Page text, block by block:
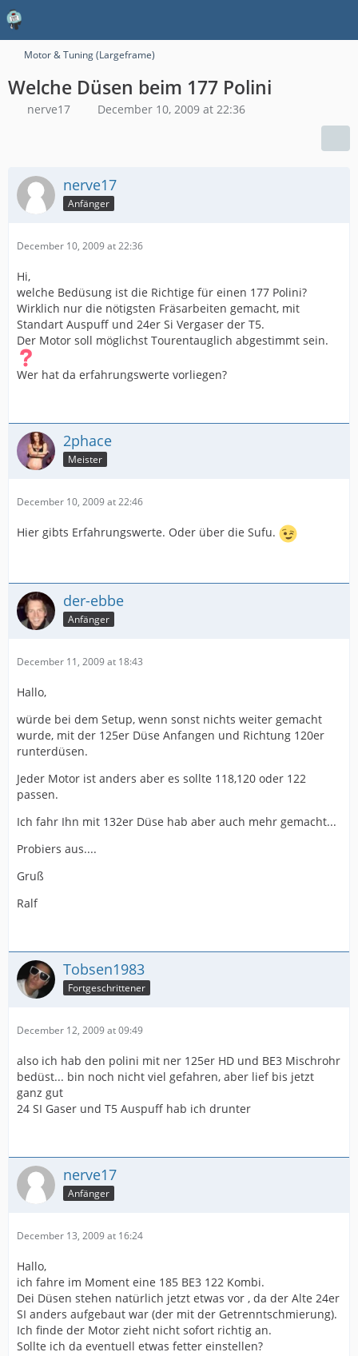
Motor & Tuning (Largeframe)
Welche Düsen beim 177 Polini
nerve17 December 10, 2009 at 22:36
nerve17
Anfänger
December 10, 2009 at 22:36
Hi,
welche Bedüsung ist die Richtige für einen 177 Polini?
Wirklich nur die nötigsten Fräsarbeiten gemacht, mit
Standart Auspuff und 24er Si Vergaser der T5.
Der Motor soll möglichst Tourentauglich abgestimmt sein.
Wer hat da erfahrungswerte vorliegen?
2phace
Meister
December 10, 2009 at 22:46
Hier gibts Erfahrungswerte. Oder über die Sufu.
der-ebbe
Anfänger
December 11, 2009 at 18:43
Hallo,
würde bei dem Setup, wenn sonst nichts weiter gemacht
wurde, mit der 125er Düse Anfangen und Richtung 120er
runterdüsen.
Jeder Motor ist anders aber es sollte 118,120 oder 122
passen.
Ich fahr Ihn mit 132er Düse hab aber auch mehr gemacht...
Probiers aus....
Gruß
Ralf
Tobsen1983
Fortgeschrittener
December 12, 2009 at 09:49
also ich hab den polini mit ner 125er HD und BE3 Mischrohr
bedüst... bin noch nicht viel gefahren, aber lief bis jetzt
ganz gut
24 SI Gaser und T5 Auspuff hab ich drunter
nerve17
Anfänger
December 13, 2009 at 16:24
Hallo,
ich fahre im Moment eine 185 BE3 122 Kombi.
Dei Düsen stehen natürlich jetzt etwas vor , da der Alte 24er
SI anders aufgebaut war (der mit der Getrenntschmierung).
Ich finde der Motor zieht nicht sofort richtig an.
Sollte ich da eventuell etwas fetter einstellen?